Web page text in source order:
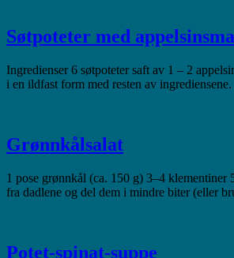
Søtpoteter med
Ingredienser 6 søtpoteter saft av 1 – 2
i en ildfast form med resten av
Grønnkålsalat
1 pose grønnkål (ca. 150 g) 3–4
fra dadlene og del dem i mindre biter (eller
Potet-spinat-suppe